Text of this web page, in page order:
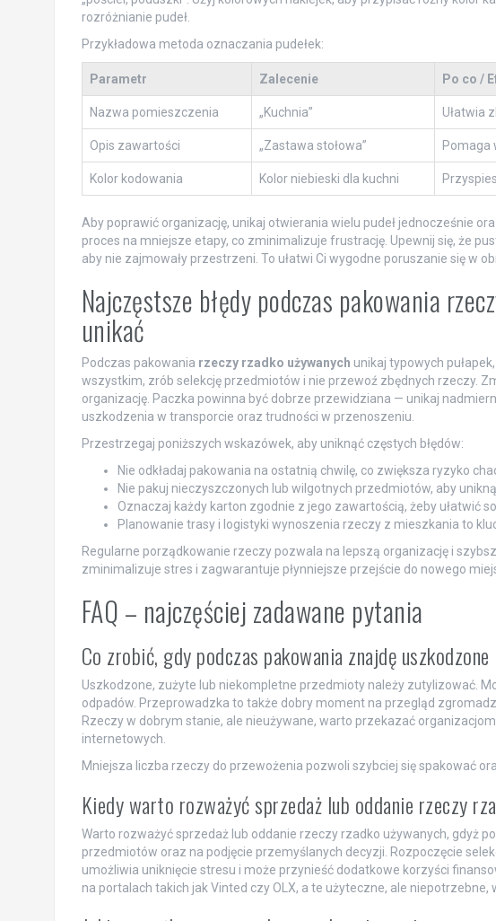
rozróżnianie pudeł.
Przykładowa metoda oznaczania pudełek:
Parametr Zalecenie Po co /
Nazwa pomieszczenia „Kuchnia” Ułatwia
Opis zawartości „Zastawa stołowa” Pomaga
Kolor kodowania Kolor niebieski dla kuchni
Aby poprawić organizację, unikaj otwierania wielu pudeł jednocześnie
proces na mniejsze etapy, co zminimalizuje frustrację. Upewnij się, że
aby nie zajmowały przestrzeni. To ułatwi Ci wygodne poruszanie się w
Najczęstsze błędy podczas pakowania
unikać
Podczas pakowania rzeczy rzadko używanych unikaj typowych
wszystkim, zrób selekcję przedmiotów i nie przewoź zbędnych rzeczy.
organizację. Paczka powinna być dobrze przewidziana — unikaj
uszkodzenia w transporcie oraz trudności w przenoszeniu.
Przestrzegaj poniższych wskazówek, aby uniknąć częstych błędów:
Nie odkładaj pakowania na ostatnią chwilę, co zwiększa ryzyko
Nie pakuj nieczyszczonych lub wilgotnych przedmiotów, aby
Oznaczaj każdy karton zgodnie z jego zawartością, żeby ułatwić
Planowanie trasy i logistyki wynoszenia rzeczy z mieszkania to
Regularne porządkowanie rzeczy pozwala na lepszą organizację i
zminimalizuje stres i zagwarantuje płynniejsze przejście do nowego
FAQ – najczęściej zadawane pytania
Co zrobić, gdy podczas pakowania znajdę
Uszkodzone, zużyte lub niekompletne przedmioty należy zutylizować.
odpadów. Przeprowadzka to także dobry moment na przegląd
Rzeczy w dobrym stanie, ale nieużywane, warto przekazać
internetowych.
Mniejsza liczba rzeczy do przewożenia pozwoli szybciej się spakować
Kiedy warto rozważyć sprzedaż lub oddanie rzeczy
Warto rozważyć sprzedaż lub oddanie rzeczy rzadko używanych, gdyż
przedmiotów oraz na podjęcie przemyślanych decyzji. Rozpoczęcie
umożliwia uniknięcie stresu i może przynieść dodatkowe korzyści
na portalach takich jak Vinted czy OLX, a te użyteczne, ale